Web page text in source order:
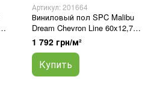
Артикул: 201664
Виниловый пол SPC Malibu
Dream Chevron Line 60x12,7
(5/0.5mm), BlissGround
1 792 грн/м²
Купить